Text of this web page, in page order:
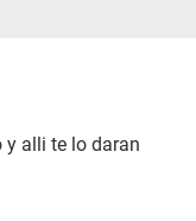
y alli te lo daran